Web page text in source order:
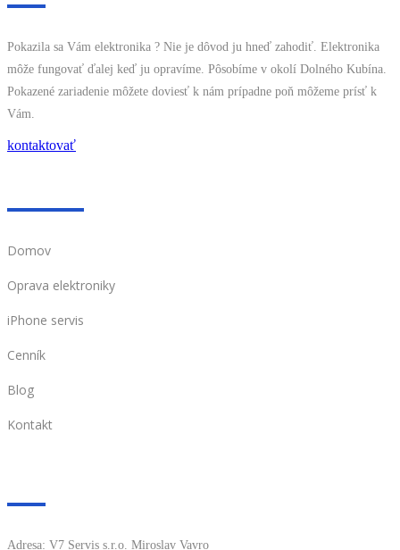
Pokazila sa Vám elektronika ? Nie je dôvod ju hneď zahodiť. Elektronika
môže fungovať ďalej keď ju opravíme. Pôsobíme v okolí Dolného Kubína.
Pokazené zariadenie môžete doviesť k nám prípadne poň môžeme prísť k
Vám.
kontaktovať
Domov
Oprava elektroniky
iPhone servis
Cenník
Blog
Kontakt
Adresa: V7 Servis s.r.o. Miroslav Vavro